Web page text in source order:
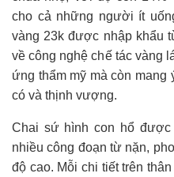
cho cả những người ít
vàng 23k được nhập khẩu
về công nghệ chế tác vàng
ứng thẩm mỹ mà còn mang
có và thịnh vượng.
Chai sứ hình con hổ được
nhiều công đoạn từ nặn,
độ cao. Mỗi chi tiết trên